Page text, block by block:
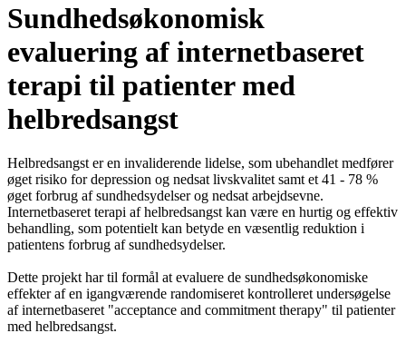
Sundhedsøkonomisk
evaluering af internetbaseret
terapi til patienter med
helbredsangst
Helbredsangst er en invaliderende lidelse, som ubehandlet medfører
øget risiko for depression og nedsat livskvalitet samt et 41 - 78 %
øget forbrug af sundhedsydelser og nedsat arbejdsevne.
Internetbaseret terapi af helbredsangst kan være en hurtig og effektiv
behandling, som potentielt kan betyde en væsentlig reduktion i
patientens forbrug af sundhedsydelser.
Dette projekt har til formål at evaluere de sundhedsøkonomiske
effekter af en igangværende randomiseret kontrolleret undersøgelse
af internetbaseret "acceptance and commitment therapy" til patienter
med helbredsangst.